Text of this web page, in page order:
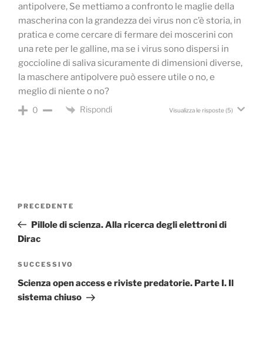
antipolvere, Se mettiamo a confronto le maglie della
mascherina con la grandezza dei virus non c’è storia, in
pratica e come cercare di fermare dei moscerini con
una rete per le galline, ma se i virus sono dispersi in
goccioline di saliva sicuramente di dimensioni diverse,
la maschere antipolvere può essere utile o no, e
meglio di niente o no?
0 Rispondi Visualizza le risposte(5)
Articolo
precedente:
PRECEDENTE
Pillole di scienza. Alla ricerca degli elettroni di
Dirac
Articolo
successivo
SUCCESSIVO
Scienza open access e riviste predatorie. Parte I. Il
sistema chiuso